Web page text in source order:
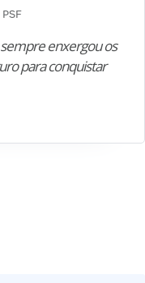
sempre enxergou os
para conquistar